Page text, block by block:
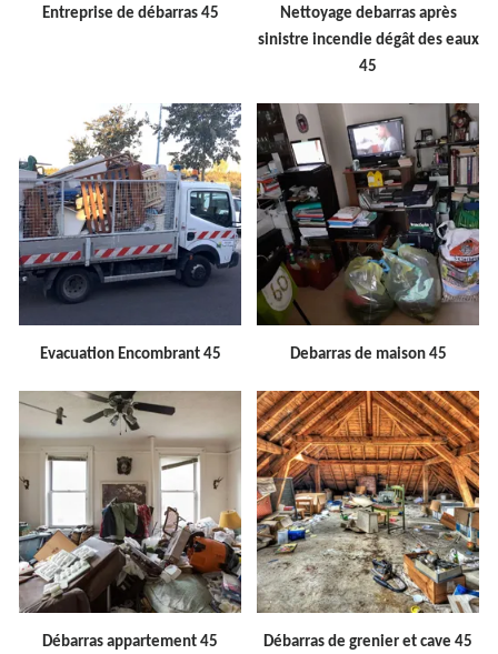
Entreprise de débarras 45
Nettoyage debarras après
sinistre incendie dégât des eaux
45
Evacuation Encombrant 45 Debarras de maison 45
Débarras appartement 45 Débarras de grenier et cave 45